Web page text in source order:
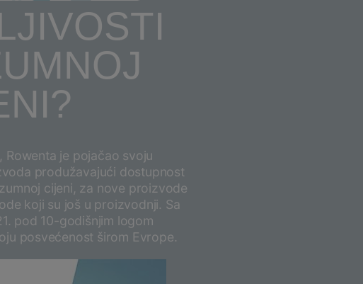
Rowenta je pojačao svoju
produžavajući dostupnost
cijeni, za nove proizvode
koji su još u proizvodnji. Sa
pod 10-godišnjim logom
posvećenost širom Evrope.